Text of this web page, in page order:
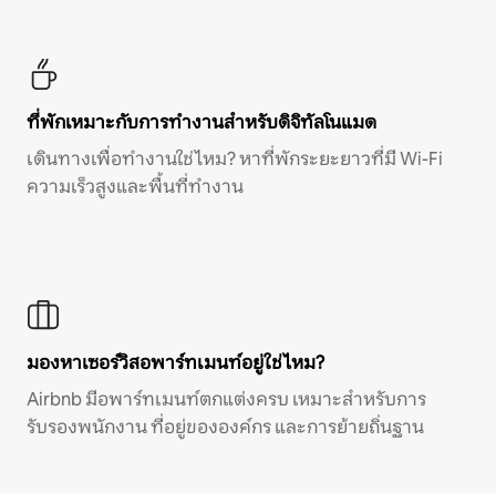
ที่พักเหมาะกับการทำงานสำหรับดิจิทัลโนแมด
เดินทางเพื่อทำงานใช่ไหม? หาที่พักระยะยาวที่มี Wi-Fi
ความเร็วสูงและพื้นที่ทำงาน
มองหาเซอร์วิสอพาร์ทเมนท์อยู่ใช่ไหม?
Airbnb มีอพาร์ทเมนท์ตกแต่งครบ เหมาะสำหรับการ
รับรองพนักงาน ที่อยู่ขององค์กร และการย้ายถิ่นฐาน